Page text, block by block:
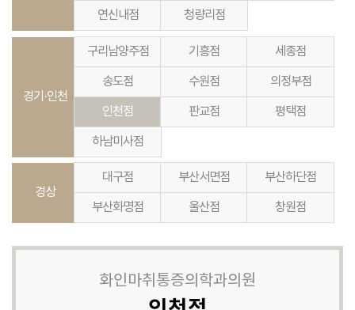
연신내점 청량리점
경기·인천
구리남양주점 기흥점 세종점
송도점 수원점 의정부점
인천점 판교점 평택점
하남미사점
경상
대구점 부산서면점 부산하단점
부산화명점 울산점 창원점
화인마취통증의학과의원